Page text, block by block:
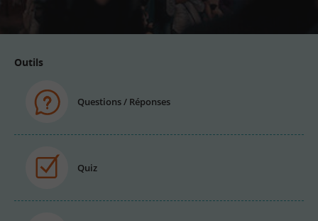
Outils
Questions / Réponses
Quiz